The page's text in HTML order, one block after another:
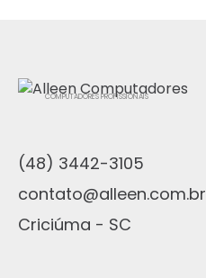
COMPUTADORES PROFISSIONAIS
(48) 3442-3105
contato@alleen.com.br
Criciúma - SC